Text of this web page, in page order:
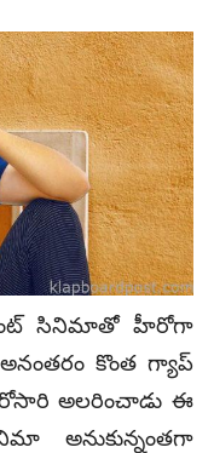
సినిమాతో హీరోగా
కొంత గ్యాప్‌
అలరించాడు ఈ